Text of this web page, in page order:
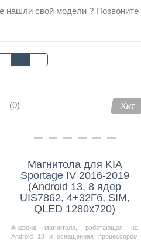
нашли свой модели ? Позвоните
(0) Хит
Магнитола для KIA
Sportage IV 2016-2019
(Android 13, 8 ядер
UIS7862, 4+32Гб, SIM,
QLED 1280x720)
Андроид магнитола, работающая на
Android 13 и оснащенная процессором